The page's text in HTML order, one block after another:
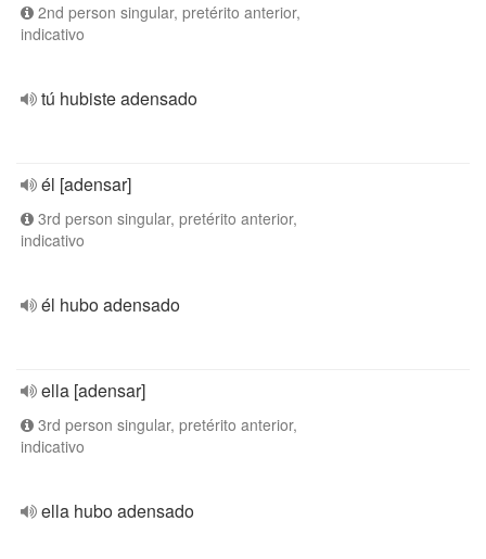
2nd person singular, pretérito anterior,
indicativo
tú hubiste adensado
él [adensar]
3rd person singular, pretérito anterior,
indicativo
él hubo adensado
ella [adensar]
3rd person singular, pretérito anterior,
indicativo
ella hubo adensado